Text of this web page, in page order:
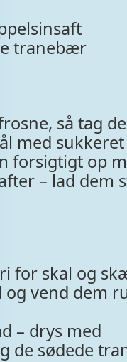
tranebær
så tag
med sukkeret
forsigtigt op
– lad dem
for skal og
og vend dem
– drys med
de sødede